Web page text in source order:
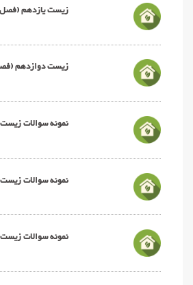
زیست یازدهم (فصل 1 و 2)
زیست دوازدهم (فصل 1
نمونه سوالات
نمونه سوالات
نمونه سوالات